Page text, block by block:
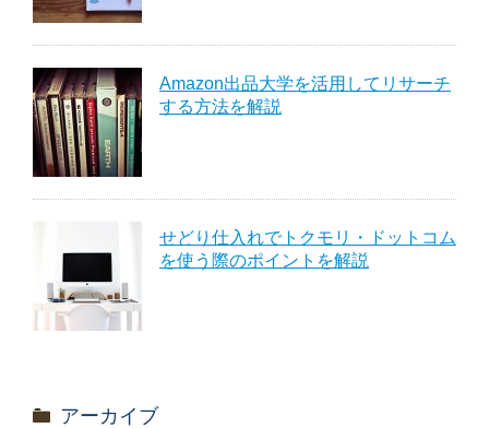
Amazon出品大学を活用してリサーチ
する方法を解説
せどり仕入れでトクモリ・ドットコム
を使う際のポイントを解説
アーカイブ